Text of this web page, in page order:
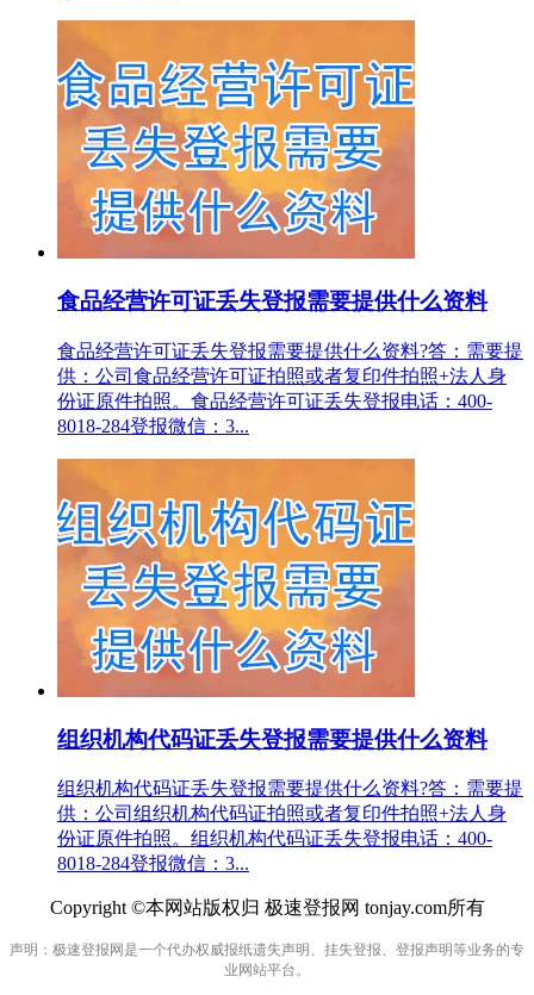
食品经营许可证丢失登报需要提供什么资料
食品经营许可证丢失登报需要提供什么资料?答：需要提
供：公司食品经营许可证拍照或者复印件拍照+法人身
份证原件拍照。食品经营许可证丢失登报电话：400-
8018-284登报微信：3...
组织机构代码证丢失登报需要提供什么资料
组织机构代码证丢失登报需要提供什么资料?答：需要提
供：公司组织机构代码证拍照或者复印件拍照+法人身
份证原件拍照。组织机构代码证丢失登报电话：400-
8018-284登报微信：3...
Copyright ©本网站版权归 极速登报网 tonjay.com所有
声明：极速登报网是一个代办权威报纸遗失声明、挂失登报、登报声明等业务的专
业网站平台。